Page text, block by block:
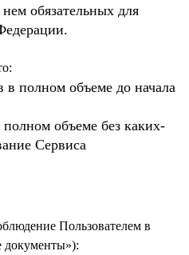
обязательных для
полном объеме до начала
объеме без каких-
Сервиса
Пользователем в